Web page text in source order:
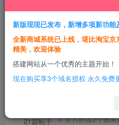
21篇帖子
用户51743930
这家伙很懒，什么
官方的这2个效
新版现现已发布，新增多项新功
全新商城系统已上线，堪比淘宝
精美，欢迎体验
搭建网站从一个优秀的主题开始！
现在购买享3个域名授权 永久免费